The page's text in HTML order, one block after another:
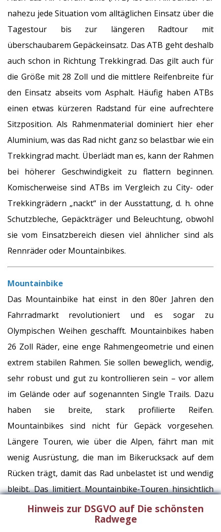
nahezu jede Situation vom alltäglichen Einsatz über die
Tagestour bis zur längeren Radtour mit
überschaubarem Gepäckeinsatz. Das ATB geht deshalb
auch schon in Richtung Trekkingrad. Das gilt auch für
die Größe mit 28 Zoll und die mittlere Reifenbreite für
den Einsatz abseits vom Asphalt. Häufig haben ATBs
einen etwas kürzeren Radstand für eine aufrechtere
Sitzposition. Als Rahmenmaterial dominiert hier eher
Aluminium, was das Rad nicht ganz so belastbar wie ein
Trekkingrad macht. Überlädt man es, kann der Rahmen
bei höherer Geschwindigkeit zu flattern beginnen.
Komischerweise sind ATBs im Vergleich zu City- oder
Trekkingrädern „nackt“ in der Ausstattung, d. h. ohne
Schutzbleche, Gepäckträger und Beleuchtung, obwohl
sie vom Einsatzbereich diesen viel ähnlicher sind als
Rennräder oder Mountainbikes.
Mountainbike
Das Mountainbike hat einst in den 80er Jahren den
Fahrradmarkt revolutioniert und es sogar zu
Olympischen Weihen geschafft. Mountainbikes haben
26 Zoll Räder, eine enge Rahmengeometrie und einen
extrem stabilen Rahmen. Sie sollen beweglich, wendig,
sehr robust und gut zu kontrollieren sein – vor allem
im Gelände oder auf sogenannten Single Trails. Dazu
haben sie breite, stark profilierte Reifen.
Mountainbikes sind nicht für Gepäck vorgesehen.
Längere Touren, wie über die Alpen, fährt man mit
wenig Ausrüstung, die man im Bikerucksack auf dem
Rücken trägt, damit das Rad unbelastet ist und wendig
bleibt. Das limitiert Mountainbike-Touren hinsichtlich
ihrer Länge bzw. macht eine reisefreundliche
Infrastruktur notwendig. Der Begriff Mountainbike
Hinweis zur DSGVO auf Die schönsten
Radwege